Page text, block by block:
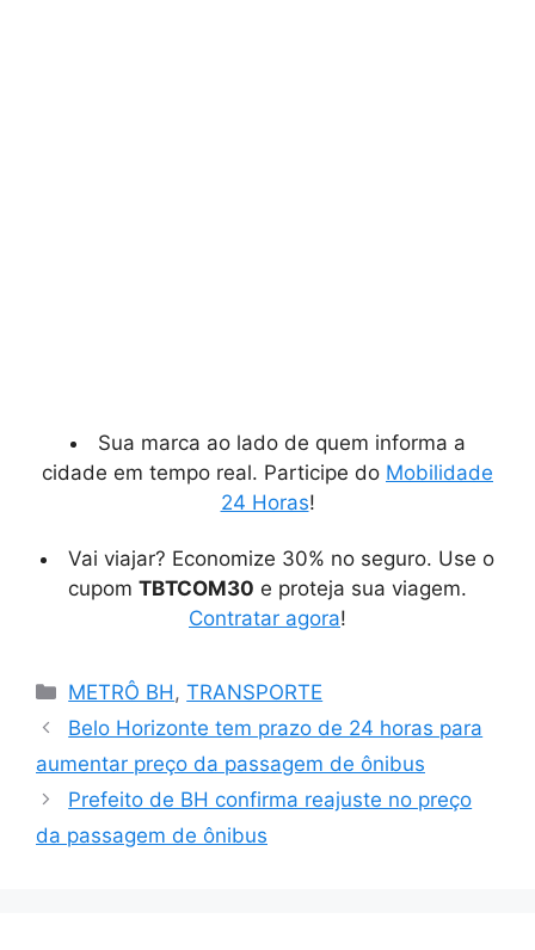
Sua marca ao lado de quem informa a
cidade em tempo real. Participe do Mobilidade
24 Horas!
Vai viajar? Economize 30% no seguro. Use o
cupom TBTCOM30 e proteja sua viagem.
Contratar agora!
Categorias
METRÔ BH,TRANSPORTE
Belo Horizonte tem prazo de 24 horas para
aumentar preço da passagem de ônibus
Prefeito de BH confirma reajuste no preço
da passagem de ônibus